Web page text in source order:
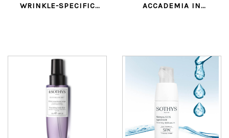
WRINKLE-SPECIFIC
ACCADEMIA IN